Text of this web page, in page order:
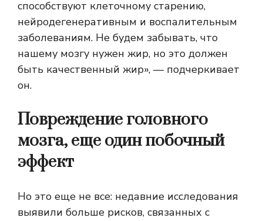
способствуют клеточному старению,
нейродегенеративным и воспалительным
заболеваниям. Не будем забывать, что
нашему мозгу нужен жир, но это должен
быть качественный жир», — подчеркивает
он.
Повреждение головного
мозга, еще один побочный
эффект
Но это еще не все: недавние исследования
выявили больше рисков, связанных с